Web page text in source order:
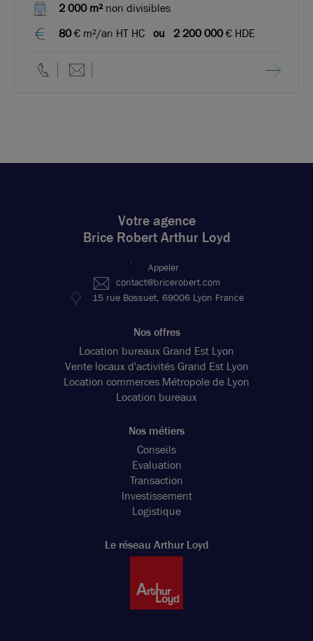
2 000 m² non divisibles
80€ m²/an HT HC ou 2 200 000€ HDE
Votre agence
Brice Robert Arthur Loyd
Appeler
contact@bricerobert.com
15 rue Bossuet, 69006 Lyon France
Nos offres
Location bureaux Grand Est Lyon
Vente locaux d'activités Grand Est Lyon
Location commerces Métropole de Lyon
Location bureaux
Nos métiers
Conseils
Evaluation
Transaction
Investissement
Logistique
Le réseau Arthur Loyd